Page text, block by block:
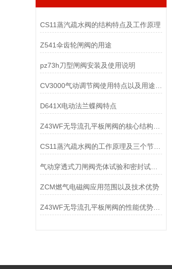
CS11蒸汽疏水阀的结构特点及工作原理
Z541伞齿轮闸阀的用途
pz73h刀型闸阀安装及使用说明
D641X电动法兰蝶阀特点
CS11蒸汽疏水阀的工作原理及三个节能作用
气动穿透式刀闸阀壳体试验和密封试验分析
ZCM燃气电磁阀应用范围以及技术优势
Z43WF无导流孔平板闸阀的性能优势：在苛刻环境中彰显价值